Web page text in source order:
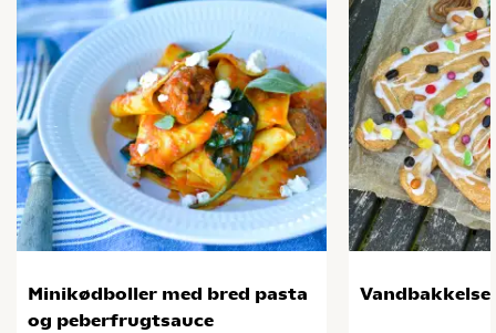
Minikødboller med bred pasta
og peberfrugtsauce